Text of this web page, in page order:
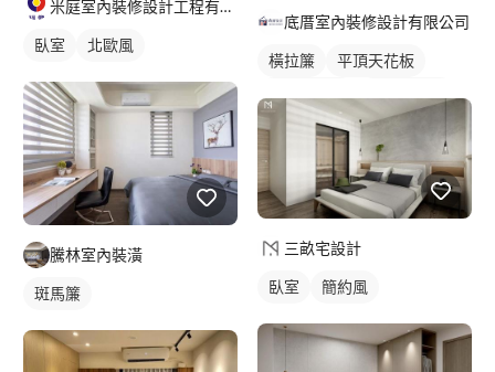
米庭室內裝修設計工程有限公司
臥室 北歐風
騰林室內裝潢
斑馬簾
底厝室內裝修設計有限公司
橫拉簾
平頂天花板
窗簾盒
客廳
紗簾
落地窗窗簾
全室照明設計
三畝宅設計
臥室 簡約風